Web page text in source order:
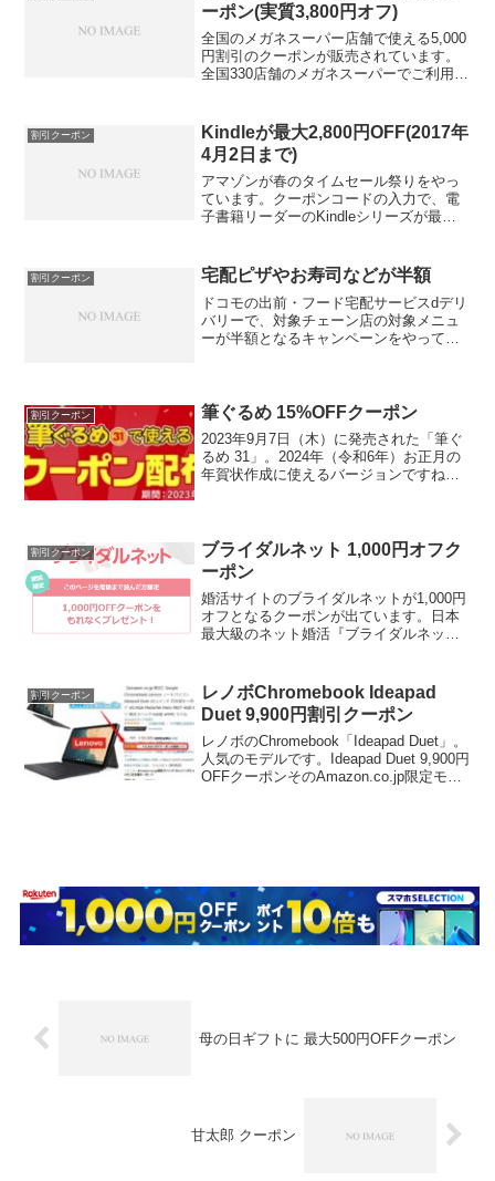
ーポン(実質3,800円オフ)
全国のメガネスーパー店舗で使える5,000
円割引のクーポンが販売されています。
全国330店舗のメガネスーパーでご利用頂
のクーポンということになると思いま
す...
割引クーポン
Kindleが最大2,800円OFF(2017年
4月2日まで)
アマゾンが春のタイムセール祭りをやっ
ています。クーポンコードの入力で、電
子書籍リーダーのKindleシリーズが最大
ル：2,800円OFF ●K...
割引クーポン 宅配ピザやお寿司などが半額
ドコモの出前・フード宅配サービスdデリ
バリーで、対象チェーン店の対象メニュ
ーが半額となるキャンペーンをやってい
201...
割引クーポン 筆ぐるめ 15%OFFクーポン
2023年9月7日（木）に発売された「筆ぐ
るめ 31」。2024年（令和6年）お正月の
年賀状作成に使えるバージョンですね。
15%OF...
割引クーポン
ブライダルネット 1,000円オフク
ーポン
婚活サイトのブライダルネットが1,000円
オフとなるクーポンが出ています。日本
最大級のネット婚活『ブライダルネッ
（木）10:00～2019年1月16日（水）10...
割引クーポン
レノボChromebook Ideapad
Duet 9,900円割引クーポン
レノボのChromebook「Ideapad Duet」。
人気のモデルです。Ideapad Duet 9,900円
OFFクーポンそのAmazon.co.jp限定モデ
母の日ギフトに 最大500円OFFクーポン
甘太郎 クーポン